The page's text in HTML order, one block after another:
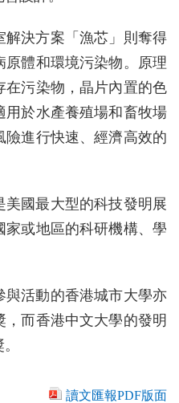
解決方案「漁芯」則奪得
體和環境污染物。原理
在污染物，晶片內置的色
用於水產養殖場和畜牧場
進行快速、經濟高效的
國最大型的科技發明展
家或地區的科研機構、學
與活動的香港城市大學亦
而香港中文大學的發明
讀文匯報PDF版面